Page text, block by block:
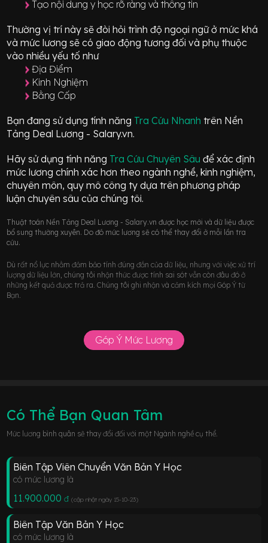
Tạo nội dung y học rõ ràng và thông tin
Thường vị trí này sẽ đòi hỏi trình độ ngoại ngữ ở mứckhá
và mức lương sẽ có giao động tương đối và phụ thuộc
vào nhiều yếu tố như
Địa Điểm
Kinh Nghiệm
Bằng Cấp
Bạn đang sử dụng tính năng Tra Cứu Nhanh trên Nền
Tảng Deal Lương - Salary.vn.
Hãy sử dụng tính năng Tra Cứu Chuyên Sâuđể xác định
mức lương chính xác hơn theo ngành nghề, kinh nghiệm,
chuyên môn, quy mô công ty dựa trên phương pháp
luận chuyên sâu của chúng tôi.
Thuật toán Nền Tảng Deal Lương - Salary.vn được học mới và dữ liệu được
bổ sung thường xuyên. Do đó mức lương sẽ có thể thay đổi ở mỗi lần tra
cứu.
Dù rất nổ lực nhằm đảm bảo tính đúng đắn của dữ liệu, nhưng với việc xử trí
lượng dữ liệu lớn, chúng tôi nhận thức được tính sai sót vẫn còn đâu đó ở
những kết quả được trả ra. Chúng tôi ghi nhận và cảm kích mọi Góp Ý từ
Bạn.
Góp Ý Mức Lương
Có Thể Bạn Quan Tâm
Mức lương bình quân sẽ thay đổi đối với một Ngành nghề cụ thể.
Biên Tập Viên Chuyển Văn Bản Y Học
có mức lương là
11.900.000 đ (cập nhật ngày 15-10-23)
Biên Tập Văn Bản Y Học
có mức lương là